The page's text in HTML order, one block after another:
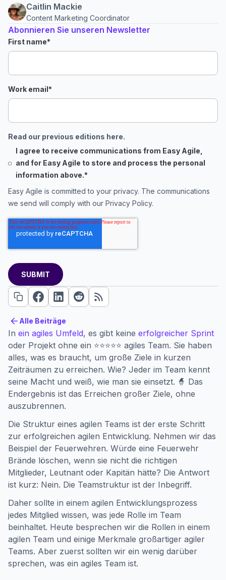
Caitlin Mackie
Content Marketing Coordinator
Abonnieren Sie unseren Newsletter
First name*
Work email*
Read our previous editions here.
I agree to receive communications from Easy Agile,
and for Easy Agile to store and process the personal
information above.*
Easy Agile is committed to your privacy. The communications
we send will comply with our Privacy Policy.
Alle Beiträge
Alle Beiträge
In ein agiles Umfeld, es gibt keine erfolgreicher Sprint
oder Projekt ohne ein ⭐⭐⭐⭐⭐ agiles Team. Sie haben
alles, was es braucht, um große Ziele in kurzen
Zeiträumen zu erreichen. Wie? Jeder im Team kennt
seine Macht und weiß, wie man sie einsetzt. 🧙 Das
Endergebnis ist das Erreichen großer Ziele, ohne
auszubrennen.
Die Struktur eines agilen Teams ist der erste Schritt
zur erfolgreichen agilen Entwicklung. Nehmen wir das
Beispiel der Feuerwehren. Würde eine Feuerwehr
Brände löschen, wenn sie nicht die richtigen
Mitglieder, Leutnant oder Kapitän hätte? Die Antwort
ist kurz: Nein. Die Teamstruktur ist der Inbegriff.
Daher sollte in einem agilen Entwicklungsprozess
jedes Mitglied wissen, was jede Rolle im Team
beinhaltet. Heute besprechen wir die Rollen in einem
agilen Team und einige Merkmale großartiger agiler
Teams. Aber zuerst sollten wir ein wenig darüber
sprechen, was ein agiles Team ist.